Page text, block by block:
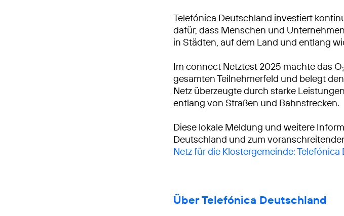
Telefónica Deutschland investiert
dafür, dass Menschen und
in Städten, auf dem Land und entlang
Im connect Netztest 2025 machte das O
gesamten Teilnehmerfeld und belegt
Netz überzeugte durch starke
entlang von Straßen und Bahnstrecken.
Diese lokale Meldung und weitere
Deutschland und zum
Netz für die Klostergemeinde:
Über Telefónica Deutschland